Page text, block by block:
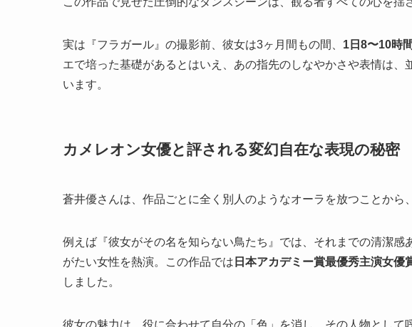
実は『フラガール』の撮影前、彼女は3ヶ月間もの間、 1日8〜10時
エで培った基礎があるとはいえ、あの指先のしなやかさや表情は
います。
カメレオン女優と評される変幻自在な表現の秘密
蒼井優さんは、作品ごとに全く別人のようなオーラを放つことから
例えば『彼女がその名を知らない鳥たち』では、それまでの清潔感
がたい女性を熱演。この作品では 日本アカデミー賞最優秀主演女優
しました。
彼女の魅力は、役に合わせて自分の「色」を消し、その人物として